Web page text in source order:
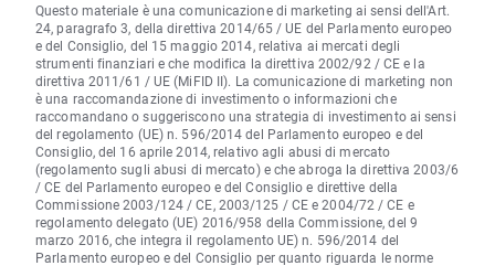
Questo materiale è una comunicazione di marketing ai sensi dell'Art.
24, paragrafo 3, della direttiva 2014/65 / UE del Parlamento europeo
e del Consiglio, del 15 maggio 2014, relativa ai mercati degli
strumenti finanziari e che modifica la direttiva 2002/92 / CE e la
direttiva 2011/61 / UE (MiFID II). La comunicazione di marketing non
è una raccomandazione di investimento o informazioni che
raccomandano o suggeriscono una strategia di investimento ai sensi
del regolamento (UE) n. 596/2014 del Parlamento europeo e del
Consiglio, del 16 aprile 2014, relativo agli abusi di mercato
(regolamento sugli abusi di mercato) e che abroga la direttiva 2003/6
/ CE del Parlamento europeo e del Consiglio e direttive della
Commissione 2003/124 / CE, 2003/125 / CE e 2004/72 / CE e
regolamento delegato (UE) 2016/958 della Commissione, del 9
marzo 2016, che integra il regolamento UE) n. 596/2014 del
Parlamento europeo e del Consiglio per quanto riguarda le norme